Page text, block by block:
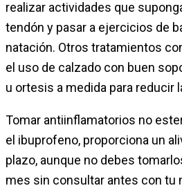
realizar actividades que
tendón y pasar a ejercicios de
natación. Otros tratamientos
el uso de calzado con buen
u ortesis a medida para reducir
Tomar antiinflamatorios no
el ibuprofeno, proporciona un
plazo, aunque no debes
mes sin consultar antes con tu